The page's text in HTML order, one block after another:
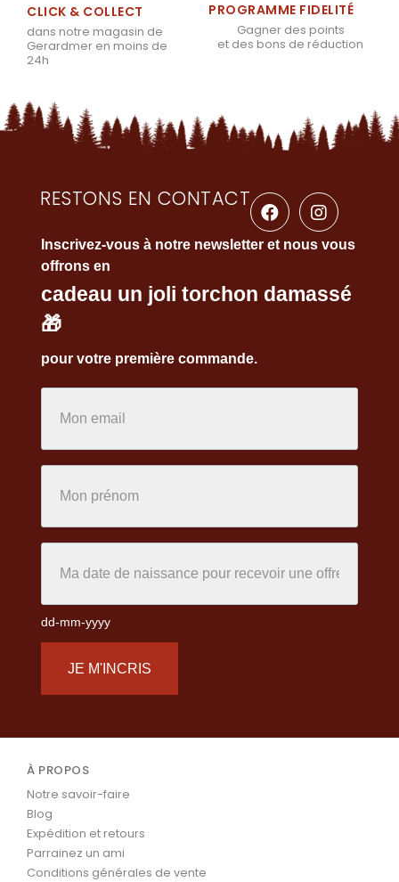
CLICK & COLLECT
dans notre magasin de
Gerardmer en moins de
24h
PROGRAMME FIDELITÉ
Gagner des points
et des bons de réduction
RESTONS EN CONTACT
Inscrivez-vous à notre newsletter et nous vous
offrons en
cadeau un joli torchon damassé
🎁
pour votre première commande.
dd-mm-yyyy
JE M'INCRIS
À PROPOS
Notre savoir-faire
Blog
Expédition et retours
Parrainez un ami
Conditions générales de vente